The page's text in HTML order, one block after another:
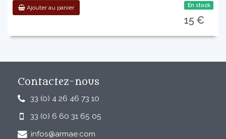
Ajouter au panier En stock
15 €
Contactez-nous
33 (0) 4 26 46 73 10
33 (0) 6 60 31 65 05
infos@armae.com